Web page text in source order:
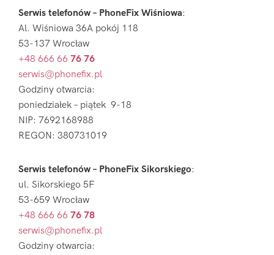
Serwis telefonów – PhoneFix Wiśniowa:
Al. Wiśniowa 36A pokój 118
53-137 Wrocław
+48 666 66 76 76
serwis@phonefix.pl
Godziny otwarcia:
poniedziałek – piątek 9-18
NIP: 7692168988
REGON: 380731019
Serwis telefonów – PhoneFix Sikorskiego:
ul. Sikorskiego 5F
53-659 Wrocław
+48 666 66 76 78
serwis@phonefix.pl
Godziny otwarcia: